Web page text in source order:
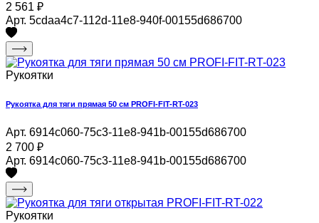
2 561 ₽
Арт. 5cdaa4c7-112d-11e8-940f-00155d686700
Рукоятки
Рукоятка для тяги прямая 50 см PROFI-FIT-RT-023
Арт. 6914c060-75c3-11e8-941b-00155d686700
2 700 ₽
Арт. 6914c060-75c3-11e8-941b-00155d686700
Рукоятки